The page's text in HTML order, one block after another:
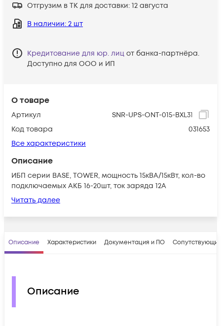
О товаре
Артикул
SNR-UPS-ONT-015-BXL31
Код товара
031653
Все характеристики
Описание
ИБП серии BASE, TOWER, мощность 15кВА/15кВт, кол-во
подключаемых АКБ 16-20шт, ток заряда 12A
Читать далее
Отгрузим в ТК для доставки: 12 августа
В наличии: 2 шт
Кредитование для юр. лиц от банка-партнёра.
Доступно для ООО и ИП
Описание Характеристики Документация и ПО
Описание